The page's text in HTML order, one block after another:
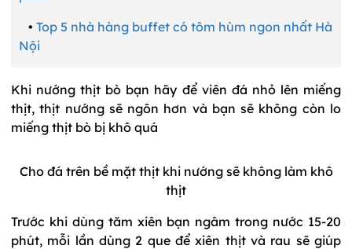
• Top 5 nhà hàng buffet có tôm hùm ngon nhất Hà
Nội
Khi nướng thịt bò bạn hãy để viên đá nhỏ lên miếng
thịt, thịt nướng sẽ ngôn hơn và bạn sẽ không còn lo
miếng thịt bò bị khô quá
Cho đá trên bề mặt thịt khi nướng sẽ không làm khô
thịt
Trước khi dùng tăm xiên bạn ngâm trong nước 15-20
phút, mỗi lần dùng 2 que để xiên thịt và rau sẽ giúp